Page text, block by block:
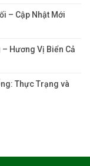
– Cập Nhật Mới
Hương Vị Biển Cả
Thực Trạng và